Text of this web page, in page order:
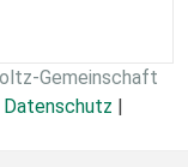
Gemeinschaft
Datenschutz |